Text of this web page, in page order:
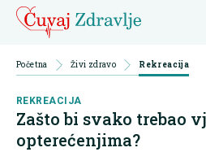
Početna Živi zdravo Rekreacija
REKREACIJA
Zašto bi svako trebao
opterećenjima?